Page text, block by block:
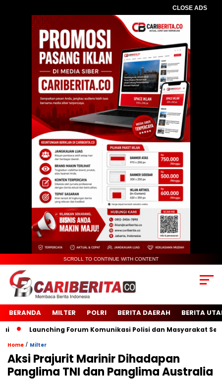
CLOSE ADS
SCROLL TO CONTINUE WITH CONTENT
BERANDA MILTER POLRI BERITA DAERAH BERITA
Launching Forum Komunikasi Polisi dan Masyarakat Sekolah
Home / Milter
Aksi Prajurit Marinir Dihadapan
Panglima TNI dan Panglima Australia